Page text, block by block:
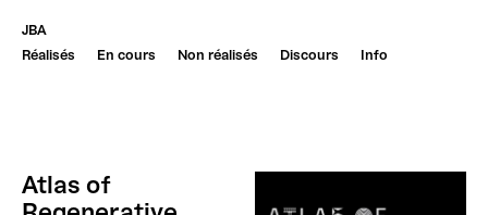
JBA
Réalisés
En cours Non réalisés Discours Info
Atlas of